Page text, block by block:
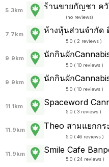
5.3km ร้านขายกัญชา ค
(no reviews)
7.7km ห้างหุ้นส่วนจำกัด
5.0 ( 2 reviews )
9.9km นักกินผัก
5.0 ( 10 reviews )
9.9km นักกินผัก
5.0 ( 10 reviews )
11.1km Spaceword
5.0 ( 3 reviews )
11.9km Theo สามแยกกร
5.0 ( 46 reviews )
11.9km Smile Cafe
5.0 ( 24 reviews )